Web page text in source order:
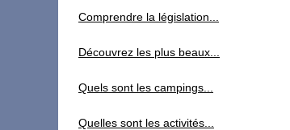
Comprendre la législation...
Découvrez les plus beaux...
Quels sont les campings...
Quelles sont les activités...